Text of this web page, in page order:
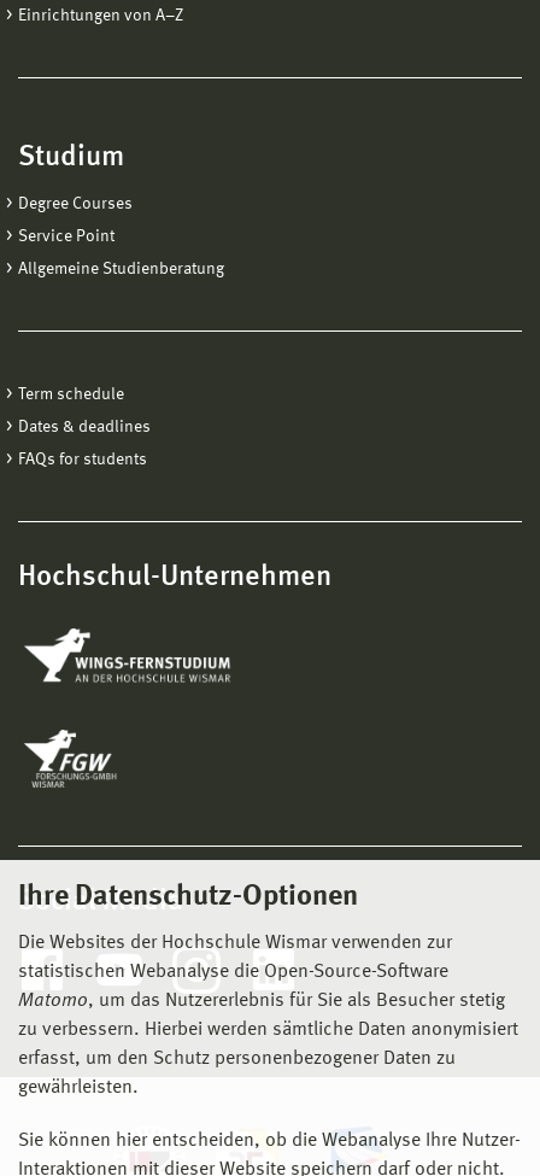
Ihre Datenschutz-Optionen
Die Websites der Hochschule Wismar verwenden zur
statistischen Webanalyse die Open-Source-Software
Matomo, um das Nutzererlebnis für Sie als Besucher stetig
zu verbessern. Hierbei werden sämtliche Daten anonymisiert
erfasst, um den Schutz personenbezogener Daten zu
gewährleisten.
Sie können hier entscheiden, ob die Webanalyse Ihre Nutzer-
Interaktionen mit dieser Website speichern darf oder nicht.
Einrichtungen von A−Z
Studium
Degree Courses
Service Point
Allgemeine Studienberatung
Term schedule
Dates & deadlines
FAQs for students
Hochschul-Unternehmen
Social Media